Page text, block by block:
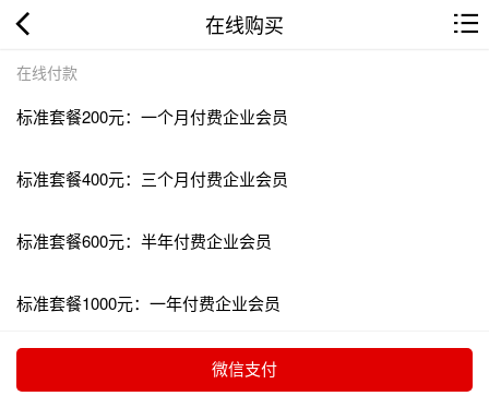
在线购买
在线付款
标准套餐200元：一个月付费企业会员
标准套餐400元：三个月付费企业会员
标准套餐600元：半年付费企业会员
标准套餐1000元：一年付费企业会员